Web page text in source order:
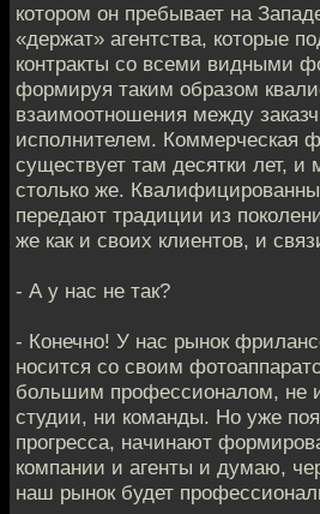
котором он пребывает на
«держат» агентства, которые
контракты со всеми видными
формируя таким образом
взаимоотношения между
исполнителем. Коммерческая
существует там десятки лет, и
столько же.
передают традиции из
же как и своих клиентов, и
- А у нас не так?
- Конечно! У нас рынок
носится со своим
большим профессионалом, не
студии, ни команды. Но уже
прогресса, начинают
компании и агенты и думаю,
наш рынок будет